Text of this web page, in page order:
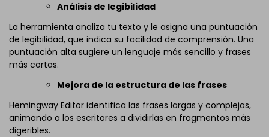
Análisis de legibilidad
La herramienta analiza tu texto y le asigna una puntuación
de legibilidad, que indica su facilidad de comprensión. Una
puntuación alta sugiere un lenguaje más sencillo y frases
más cortas.
Mejora de la estructura de las frases
Hemingway Editor identifica las frases largas y complejas,
animando a los escritores a dividirlas en fragmentos más
digeribles.